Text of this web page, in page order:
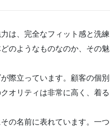
は、完全なフィット感と洗練
のようなものなのか、その魅
際立っています。顧客の個別
オリティは非常に高く、着る
の名前に表れています。一つ